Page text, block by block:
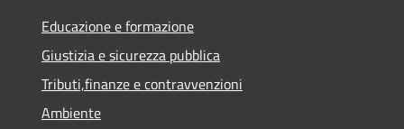
Educazione e formazione
Giustizia e sicurezza pubblica
Tributi,finanze e contravvenzioni
Ambiente